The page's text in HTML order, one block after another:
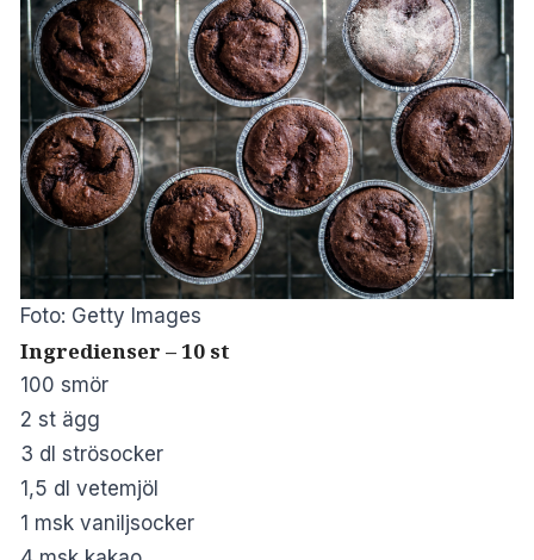
Foto: Getty Images
Ingredienser – 10 st
100 smör
2 st ägg
3 dl strösocker
1,5 dl vetemjöl
1 msk vaniljsocker